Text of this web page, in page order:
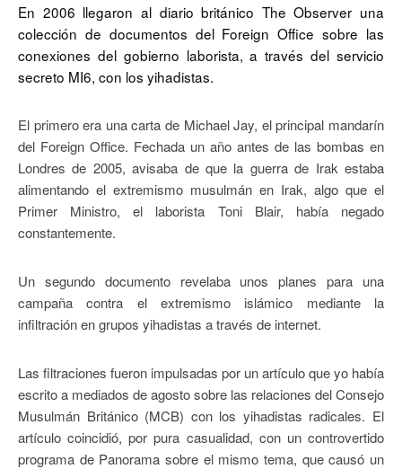
En 2006 llegaron al diario británico The Observer una
colección de documentos del Foreign Office sobre las
conexiones del gobierno laborista, a través del servicio
secreto MI6, con los yihadistas.
El primero era una carta de Michael Jay, el principal mandarín
del Foreign Office. Fechada un año antes de las bombas en
Londres de 2005, avisaba de que la guerra de Irak estaba
alimentando el extremismo musulmán en Irak, algo que el
Primer Ministro, el laborista Toni Blair, había negado
constantemente.
Un segundo documento revelaba unos planes para una
campaña contra el extremismo islámico mediante la
infiltración en grupos yihadistas a través de internet.
Las filtraciones fueron impulsadas por un artículo que yo había
escrito a mediados de agosto sobre las relaciones del Consejo
Musulmán Británico (MCB) con los yihadistas radicales. El
artículo coincidió, por pura casualidad, con un controvertido
programa de Panorama sobre el mismo tema, que causó un